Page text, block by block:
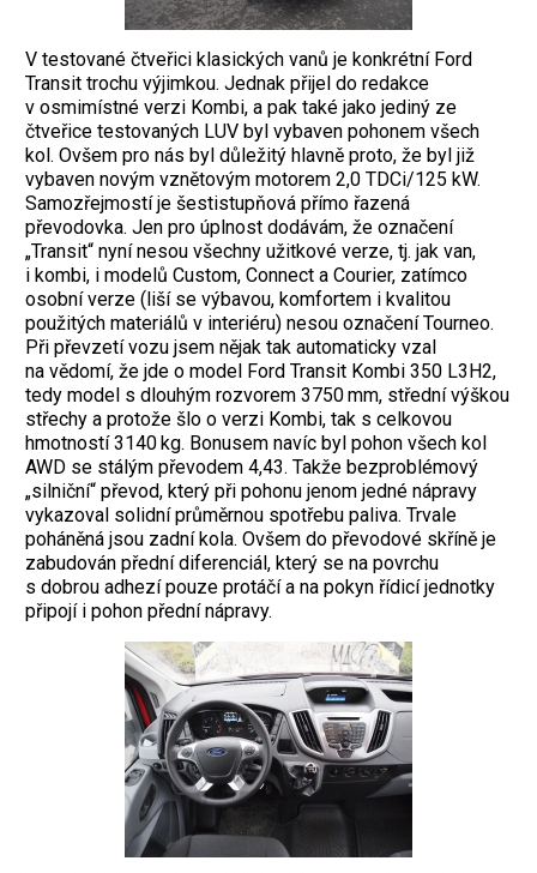
V testované čtveřici klasických vanů je konkrétní Ford
Transit trochu výjimkou. Jednak přijel do redakce
v osmimístné verzi Kombi, a pak také jako jediný ze
čtveřice testovaných LUV byl vybaven pohonem všech
kol. Ovšem pro nás byl důležitý hlavně proto, že byl již
vybaven novým vznětovým motorem 2,0 TDCi/125 kW.
Samozřejmostí je šestistupňová přímo řazená
převodovka. Jen pro úplnost dodávám, že označení
„Transit“ nyní nesou všechny užitkové verze, tj. jak van,
i kombi, i modelů Custom, Connect a Courier, zatímco
osobní verze (liší se výbavou, komfortem i kvalitou
použitých materiálů v interiéru) nesou označení Tourneo.
Při převzetí vozu jsem nějak tak automaticky vzal
na vědomí, že jde o model Ford Transit Kombi 350 L3H2,
tedy model s dlouhým rozvorem 3750 mm, střední výškou
střechy a protože šlo o verzi Kombi, tak s celkovou
hmotností 3140 kg. Bonusem navíc byl pohon všech kol
AWD se stálým převodem 4,43. Takže bezproblémový
„silniční“ převod, který při pohonu jenom jedné nápravy
vykazoval solidní průměrnou spotřebu paliva. Trvale
poháněná jsou zadní kola. Ovšem do převodové skříně je
zabudován přední diferenciál, který se na povrchu
s dobrou adhezí pouze protáčí a na pokyn řídicí jednotky
připojí i pohon přední nápravy.